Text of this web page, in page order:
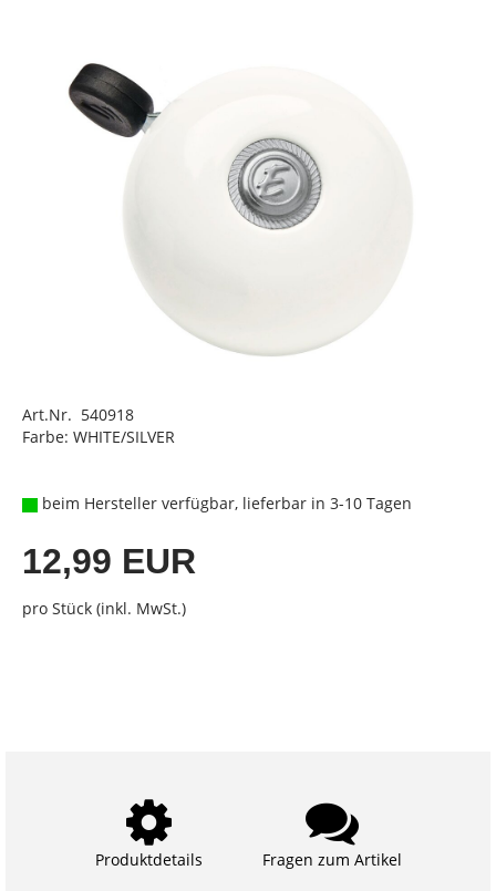
Art.Nr. 540918
Farbe: WHITE/SILVER
beim Hersteller verfügbar, lieferbar in 3-10 Tagen
12,99 EUR
pro Stück (inkl. MwSt.)
Produktdetails Fragen zum Artikel